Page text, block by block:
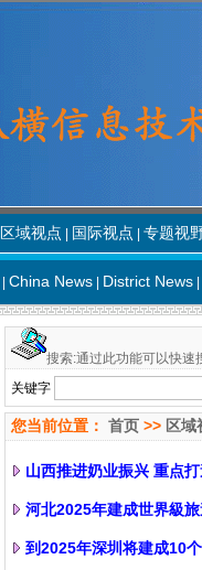
区域视点 国际视点 专题视
China News District News
搜索:通过此功能可以快速
关键字
您当前位置： 首页>> 区域
山西推进奶业振兴 重点
河北2025年建成世界級
到2025年深圳将建成10